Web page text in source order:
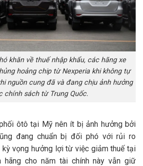
khăn về thuế nhập khẩu, các hãng xe
hoảng chip từ Nexperia khi không tự
nguồn cung đã và đang chịu ảnh hưởng
chính sách từ Trung Quốc.
ôtô tại Mỹ nên ít bị ảnh hưởng bởi
đang chuẩn bị đối phó với rủi ro
kỳ vọng hưởng lợi từ việc giảm thuế tại
cho năm tài chính này vẫn giữ